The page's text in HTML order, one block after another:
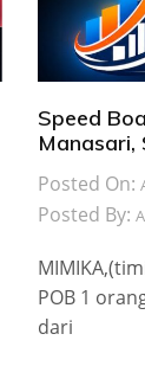
Speed
Manasari,
Posted On:
Posted By:
POB 1
dari